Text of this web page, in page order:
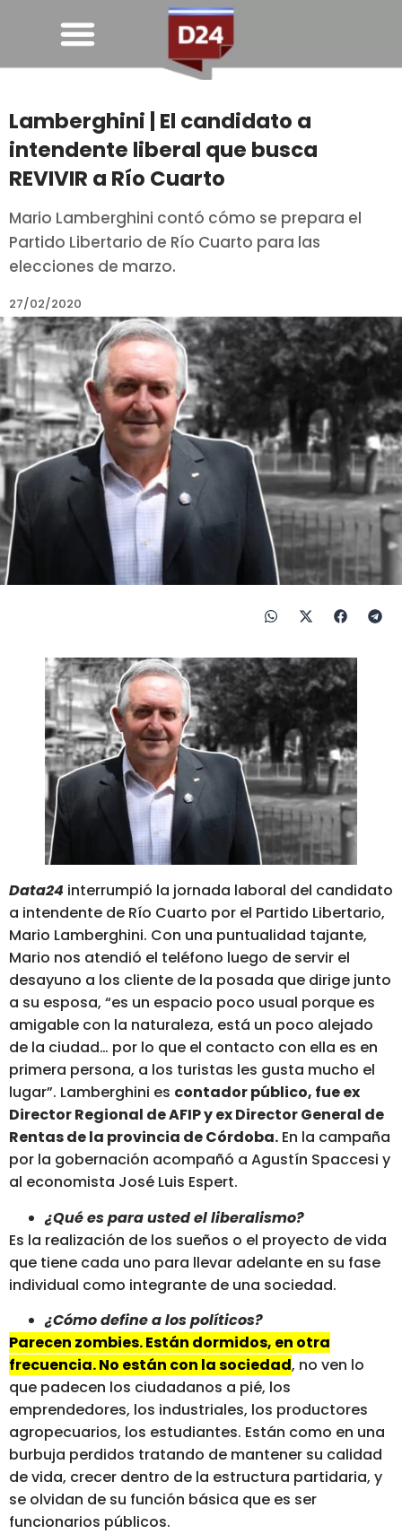
Lamberghini | El candidato a
intendente liberal que busca
REVIVIR a Río Cuarto
Mario Lamberghini contó cómo se prepara el
Partido Libertario de Río Cuarto para las
elecciones de marzo.
27/02/2020
Data24 interrumpió la jornada laboral del candidato
a intendente de Río Cuarto por el Partido Libertario,
Mario Lamberghini. Con una puntualidad tajante,
Mario nos atendió el teléfono luego de servir el
desayuno a los cliente de la posada que dirige junto
a su esposa, “es un espacio poco usual porque es
amigable con la naturaleza, está un poco alejado
de la ciudad… por lo que el contacto con ella es en
primera persona, a los turistas les gusta mucho el
lugar”. Lamberghini es contador público, fue ex
Director Regional de AFIP y ex Director General de
Rentas de la provincia de Córdoba. En la campaña
por la gobernación acompañó a Agustín Spaccesi y
al economista José Luis Espert.
¿Qué es para usted el liberalismo?
Es la realización de los sueños o el proyecto de vida
que tiene cada uno para llevar adelante en su fase
individual como integrante de una sociedad.
¿Cómo define a los políticos?
Parecen zombies. Están dormidos, en otra
frecuencia. No están con la sociedad, no ven lo
que padecen los ciudadanos a pié, los
emprendedores, los industriales, los productores
agropecuarios, los estudiantes. Están como en una
burbuja perdidos tratando de mantener su calidad
de vida, crecer dentro de la estructura partidaria, y
se olvidan de su función básica que es ser
funcionarios públicos.